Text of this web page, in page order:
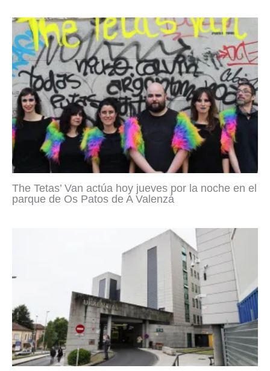
The Tetas’ Van actúa hoy jueves por la noche en el
parque de Os Patos de A Valenzá